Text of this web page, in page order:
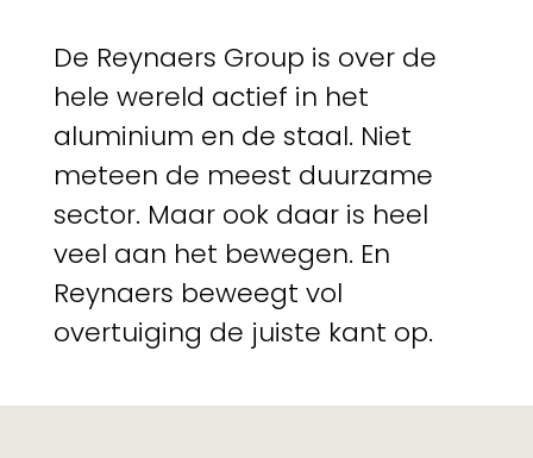
De Reynaers Group is over de
hele wereld actief in het
aluminium en de staal. Niet
meteen de meest duurzame
sector. Maar ook daar is heel
veel aan het bewegen. En
Reynaers beweegt vol
overtuiging de juiste kant op.